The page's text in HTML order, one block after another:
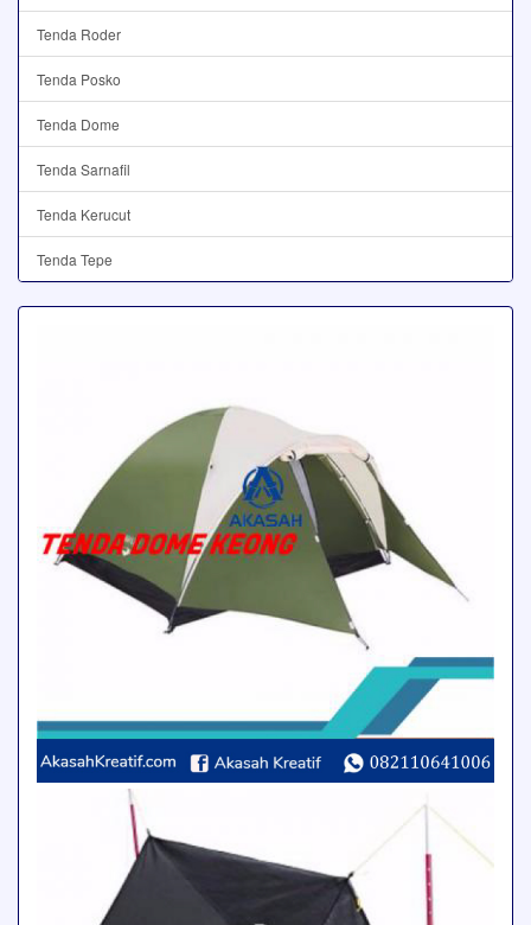
Tenda Roder
Tenda Posko
Tenda Dome
Tenda Sarnafil
Tenda Kerucut
Tenda Tepe